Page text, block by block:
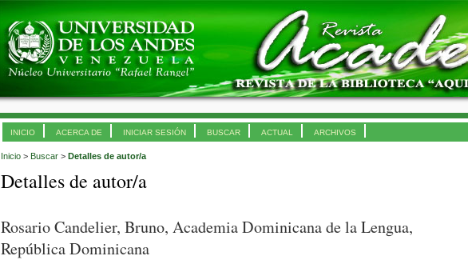
INICIO ACERCA DE INICIAR SESIÓN BUSCAR ACTUAL ARCHIVOS
Inicio > Buscar > Detalles de autor/a
Detalles de autor/a
Rosario Candelier, Bruno, Academia Dominicana de la Lengua,
República Dominicana